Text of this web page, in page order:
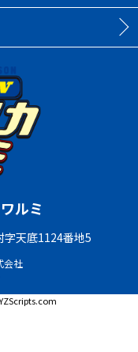
ルミ
字天底1124番地5
会社